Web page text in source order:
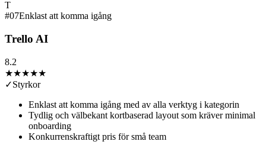
T
#07Enklast att komma igång
Trello AI
8.2
★★★★★
✓Styrkor
Enklast att komma igång med av alla verktyg i kategorin
Tydlig och välbekant kortbaserad layout som kräver minimal
onboarding
Konkurrenskraftigt pris för små team